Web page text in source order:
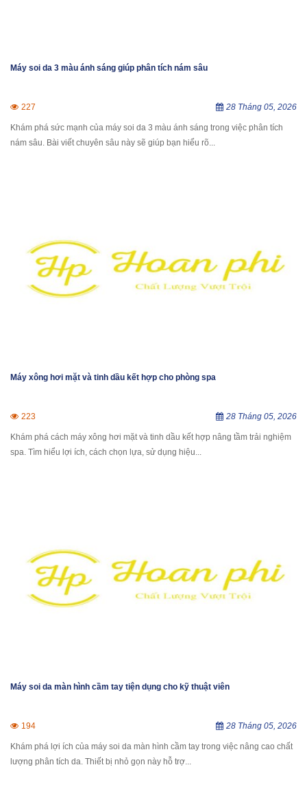
Máy soi da 3 màu ánh sáng giúp phân tích nám sâu
227 28 Tháng 05, 2026
Khám phá sức mạnh của máy soi da 3 màu ánh sáng trong việc phân tích
nám sâu. Bài viết chuyên sâu này sẽ giúp bạn hiểu rõ...
Máy xông hơi mặt và tinh dầu kết hợp cho phòng spa
223 28 Tháng 05, 2026
Khám phá cách máy xông hơi mặt và tinh dầu kết hợp nâng tầm trải nghiệm
spa. Tìm hiểu lợi ích, cách chọn lựa, sử dụng hiệu...
Máy soi da màn hình cầm tay tiện dụng cho kỹ thuật viên
194 28 Tháng 05, 2026
Khám phá lợi ích của máy soi da màn hình cầm tay trong việc nâng cao chất
lượng phân tích da. Thiết bị nhỏ gọn này hỗ trợ...